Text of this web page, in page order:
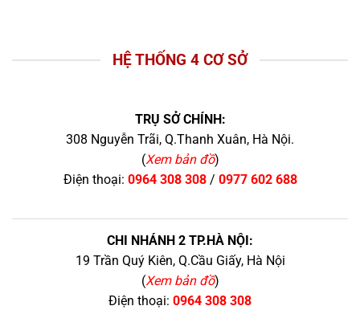
HỆ THỐNG 4 CƠ SỞ
TRỤ SỞ CHÍNH:
308 Nguyễn Trãi, Q.Thanh Xuân, Hà Nội.
(Xem bản đồ)
Điện thoại: 0964 308 308/ 0977 602 688
CHI NHÁNH 2 TP.HÀ NỘI:
19 Trần Quý Kiên, Q.Cầu Giấy, Hà Nội
(Xem bản đồ)
Điện thoại: 0964 308 308